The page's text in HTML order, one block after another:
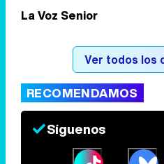
La Voz Senior
Ver todos los
RECOMENDAMOS
Síguenos